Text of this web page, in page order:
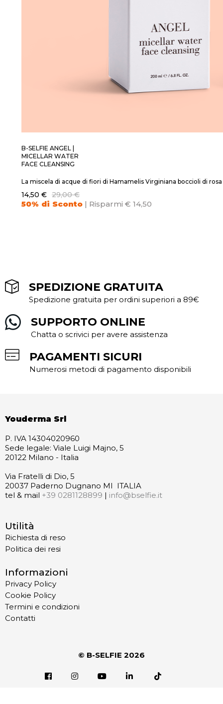
B-SELFIE ANGEL |
MICELLAR WATER
FACE CLEANSING
La miscela di acque di fiori di Hamamelis Virginiana boccioli di
14,50 € 29,00 €
50% di Sconto | Risparmi € 14,50
SPEDIZIONE GRATUITA
Spedizione gratuita per ordini superiori a 89€
SUPPORTO ONLINE
Chatta o scrivici per avere assistenza
PAGAMENTI SICURI
Numerosi metodi di pagamento disponibili
Youderma Srl
P. IVA 14304020960
Sede legale: Viale Luigi Majno, 5
20122 Milano - Italia
Via Fratelli di Dio, 5
20037 Paderno Dugnano MI ITALIA
tel & mail +39 0281128899 | info@bselfie.it
Utilità
Richiesta di reso
Politica dei resi
Informazioni
Privacy Policy
Cookie Policy
Termini e condizioni
Contatti
© B-SELFIE 2026